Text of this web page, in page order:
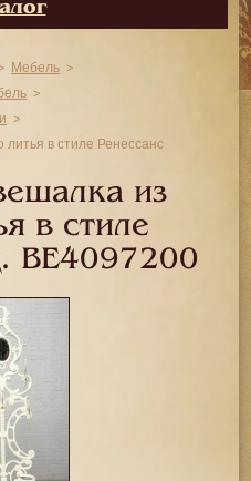
Мебель
литья в стиле Ренессанс
из
в стиле
BE4097200